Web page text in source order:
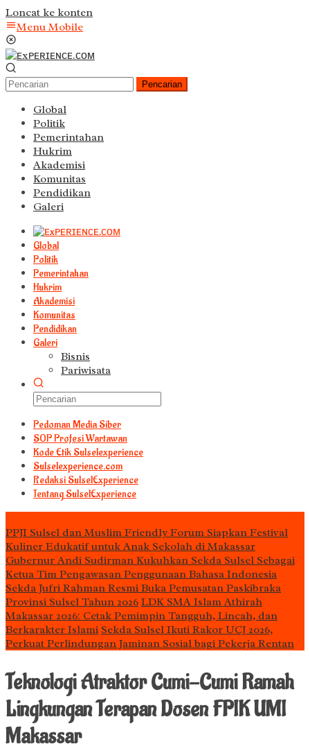
Loncat ke konten
Menu Mobile
Pencarian
Global
Politik
Pemerintahan
Hukrim
Akademisi
Komunitas
Pendidikan
Galeri
Global
Politik
Pemerintahan
Hukrim
Akademisi
Komunitas
Pendidikan
Galeri
Bisnis
Pariwisata
Pedoman Media Siber
S0P Profesi Wartawan
Kode Etik Sulselexperience
Sulselexperience.com
Redaksi SulselExperience
Tentang SulselExperience
PPJI Sulsel dan Muslim Friendly Forum Siapkan Festival
Kuliner Edukatif untuk Anak Sekolah di Makassar
Gubernur Andi Sudirman Kukuhkan Sekda Sulsel Sebagai
Ketua Tim Pengawasan Penggunaan Bahasa Indonesia
Sekda Jufri Rahman Resmi Buka Pemusatan Paskibraka
Provinsi Sulsel Tahun 2026 LDK SMA Islam Athirah
Makassar 2026: Cetak Pemimpin Tangguh, Lincah, dan
Berkarakter Islami Sekda Sulsel Ikuti Rakor UCJ 2026,
Perkuat Perlindungan Jaminan Sosial bagi Pekerja Rentan
Teknologi Atraktor Cumi-Cumi Ramah
Lingkungan Terapan Dosen FPIK UMI
Makassar